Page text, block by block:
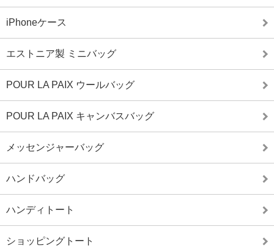
iPhoneケース
エストニア製 ミニバッグ
POUR LA PAIX ウールバッグ
POUR LA PAIX キャンバスバッグ
メッセンジャーバッグ
ハンドバッグ
ハンディトート
ショッピングトート